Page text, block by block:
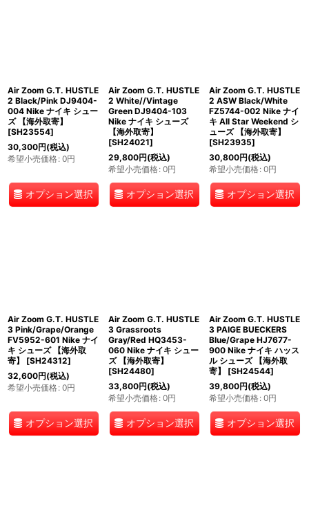
Air Zoom G.T. HUSTLE
2 Black/Pink DJ9404-
004 Nike ナイキ シュー
ズ 【海外取寄】
[SH23554]
30,300円(税込)
希望小売価格: 0円
オプション選択
Air Zoom G.T. HUSTLE
2 White//Vintage
Green DJ9404-103
Nike ナイキ シューズ
【海外取寄】
[SH24021]
29,800円(税込)
希望小売価格: 0円
オプション選択
Air Zoom G.T. HUSTLE
2 ASW Black/White
FZ5744-002 Nike ナイ
キ All Star Weekend シ
ューズ 【海外取寄】
[SH23935]
30,800円(税込)
希望小売価格: 0円
オプション選択
Air Zoom G.T. HUSTLE
3 Pink/Grape/Orange
FV5952-601 Nike ナイ
キ シューズ 【海外取
寄】
[SH24312]
32,600円(税込)
希望小売価格: 0円
オプション選択
Air Zoom G.T. HUSTLE
3 Grassroots
Gray/Red HQ3453-
060 Nike ナイキ シュー
ズ 【海外取寄】
[SH24480]
33,800円(税込)
希望小売価格: 0円
オプション選択
Air Zoom G.T. HUSTLE
3 PAIGE BUECKERS
Blue/Grape HJ7677-
900 Nike ナイキ ハッス
ル シューズ 【海外取
寄】
[SH24544]
39,800円(税込)
希望小売価格: 0円
オプション選択